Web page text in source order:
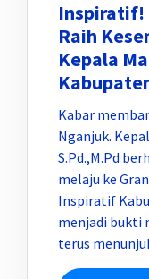
Inspiratif!
Raih
Kepala
Kabar
Nganjuk.
S.Pd.,M.Pd
melaju ke
Inspiratif
menjadi bukti
terus